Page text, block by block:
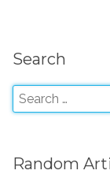
Search
Random